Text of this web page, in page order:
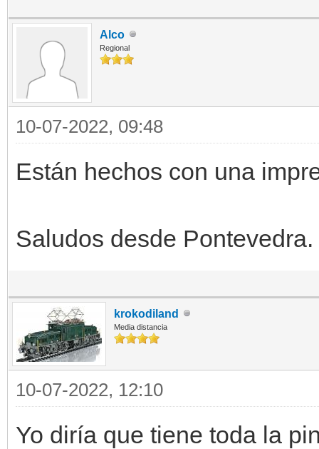
Alco
Regional
10-07-2022, 09:48
Están hechos con una
Saludos desde Pontevedra.
krokodiland
Media distancia
10-07-2022, 12:10
Yo diría que tiene toda la